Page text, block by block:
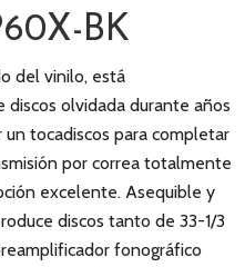
BK
del vinilo, está
discos olvidada durante años
tocadiscos para completar
por correa totalmente
excelente. Asequible y
discos tanto de 33-1/3
fonográfico